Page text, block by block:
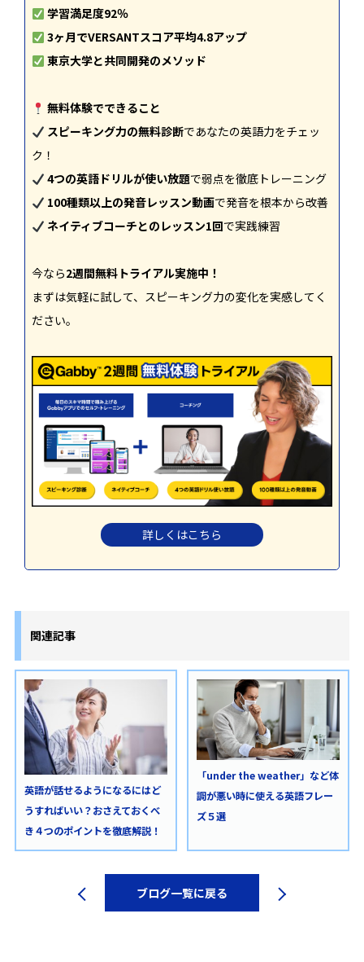
学習満足度92％
3ヶ月でVERSANTスコア平均4.8アップ
東京大学と共同開発のメソッド
無料体験でできること
スピーキング力の無料診断であなたの英語力をチェッ
ク！
4つの英語ドリルが使い放題で弱点を徹底トレーニング
100種類以上の発音レッスン動画で発音を根本から改善
ネイティブコーチとのレッスン1回で実践練習
今なら2週間無料トライアル実施中！
まずは気軽に試して、スピーキング力の変化を実感してく
ださい。
詳しくはこちら
関連記事
英語が話せるようになるにはど
うすればいい？おさえておくべ
き４つのポイントを徹底解説！
「under the weather」など体
調が悪い時に使える英語フレー
ズ５選
ブログ一覧に戻る